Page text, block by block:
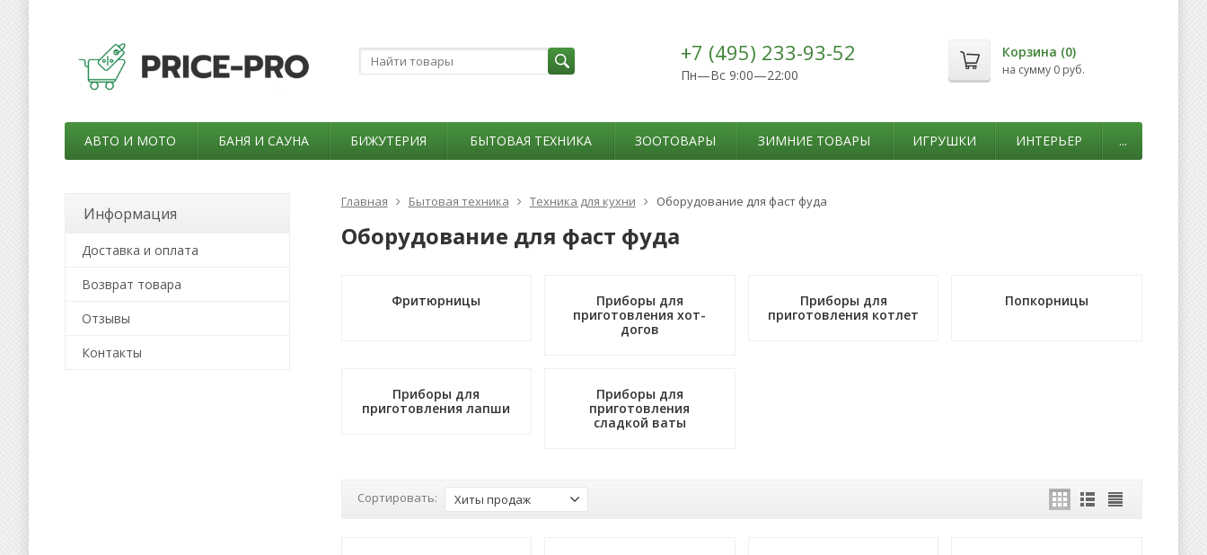
+7 (495) 233-93-52
Пн—Вс 9:00—22:00
Корзина (0)
на сумму 0 руб.
АВТО И МОТО БАНЯ И САУНА БИЖУТЕРИЯ БЫТОВАЯ ТЕХНИКА ЗООТОВАРЫ ЗИМНИЕ ТОВАРЫ ИГРУШКИ ИНТЕРЬЕР ...
Главная Бытовая техника Техника для кухни Оборудование для фаст фуда
Оборудование для фаст фуда
Фритюрницы
Приборы для
приготовления хот-
догов
Приборы для
приготовления котлет
Попкорницы
Приборы для
приготовления лапши
Приборы для
приготовления
сладкой ваты
Сортировать: Хиты продаж
Информация
Доставка и оплата
Возврат товара
Отзывы
Контакты